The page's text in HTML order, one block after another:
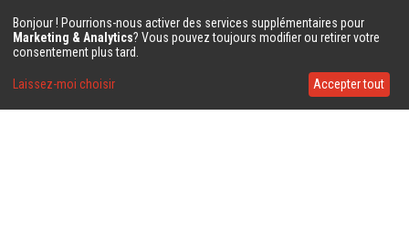
Informations sur le droit de rétractation - Consommateurs
Echantillons de papier peint
Bonjour ! Pourrions-nous activer des services supplémentaires pour
Marketing & Analytics? Vous pouvez toujours modifier ou retirer votre
consentement plus tard.
Laissez-moi choisir Accepter tout